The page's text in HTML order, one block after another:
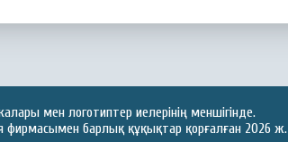
мен логотиптер иелерінің меншігінде.
фирмасымен барлық құқықтар қорғалған 2026 ж.